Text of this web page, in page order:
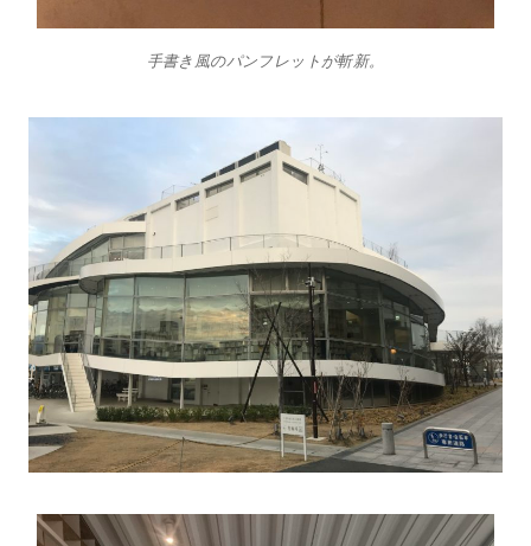
手書き風のパンフレットが斬新。